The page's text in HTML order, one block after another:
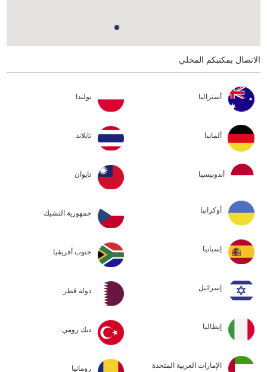
الاتصال بمكتبكم المحلي
أستراليا
ألمانيا
أندونيسيا
أوكرانيا
إسبانيا
إسرائيل
إيطاليا
الإمارات العربية المتحدة
بولندا
تايلاند
تايوان
جمهورية التشيك
جنوب أفريقيا
دولة قطر
ديك رومي
رومانيا